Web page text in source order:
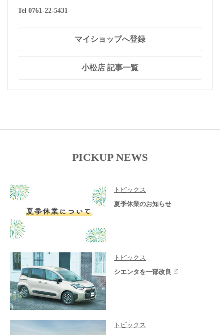
Tel 0761-22-5431
マイショップへ登録
小松店 記事一覧
PICKUP NEWS
トピックス
夏季休業のお知らせ
トピックス
シエンタを一部改良
トピックス